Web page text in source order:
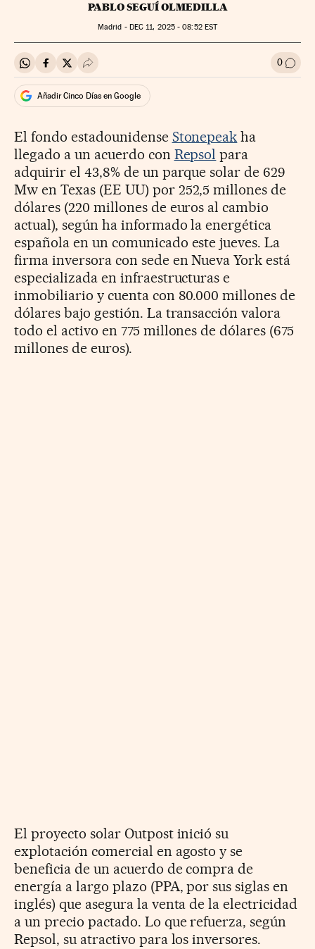
PABLO SEGUÍ OLMEDILLA
Madrid - DEC 11, 2025 - 08:52EST
Compartir en Whatsapp
Compartir en Facebook
Compartir en Twitter
Desplegar Redes Sociales 0 Ir a
Añadir Cinco Días en Google
El fondo estadounidense Stonepeak ha
llegado a un acuerdo con Repsol para
adquirir el 43,8% de un parque solar de 629
Mw en Texas (EE UU) por 252,5 millones de
dólares (220 millones de euros al cambio
actual), según ha informado la energética
española en un comunicado este jueves. La
firma inversora con sede en Nueva York está
especializada en infraestructuras e
inmobiliario y cuenta con 80.000 millones de
dólares bajo gestión. La transacción valora
todo el activo en 775 millones de dólares (675
millones de euros).
El proyecto solar Outpost inició su
explotación comercial en agosto y se
beneficia de un acuerdo de compra de
energía a largo plazo (PPA, por sus siglas en
inglés) que asegura la venta de la electricidad
a un precio pactado. Lo que refuerza, según
Repsol, su atractivo para los inversores.